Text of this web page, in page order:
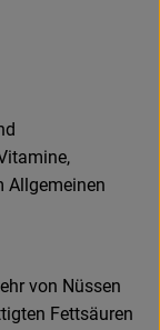
Allgemeinen
von Nüssen
Fettsäuren